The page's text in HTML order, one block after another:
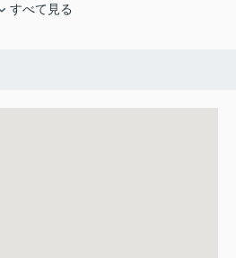
すべて見る